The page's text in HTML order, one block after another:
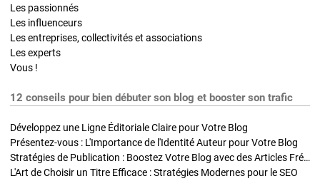
Les passionnés
Les influenceurs
Les entreprises, collectivités et associations
Les experts
Vous !
12 conseils pour bien débuter son blog et booster son trafic
Développez une Ligne Éditoriale Claire pour Votre Blog
Présentez-vous : L'Importance de l'Identité Auteur pour Votre Blog
Stratégies de Publication : Boostez Votre Blog avec des Articles Fréquents et Exclusifs
L'Art de Choisir un Titre Efficace : Stratégies Modernes pour le SEO